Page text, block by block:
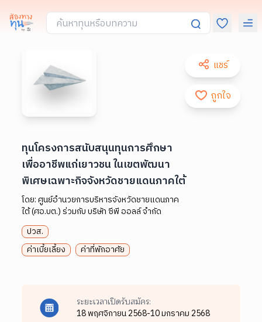
แชร์
ถูกใจ
ทุนโครงการสนับสนุนทุนการศึกษา
เพื่ออาชีพแก่เยาวชน ในเขตพัฒนา
พิเศษเฉพาะกิจจังหวัดชายแดนภาคใต้
โดย:ศูนย์อำนวยการบริหารจังหวัดชายแดนภาค
ใต้ (ศอ.บต.) ร่วมกับ บริษัท ซีพี ออลล์ จำกัด
ปวส.
ค่าเบี้ยเลี้ยง
ค่าที่พักอาศัย
ระยะเวลาเปิดรับสมัคร:
18 พฤศจิกายน 2568-10 มกราคม 2568